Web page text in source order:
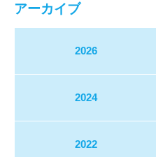
アーカイブ
2026
2024
2022